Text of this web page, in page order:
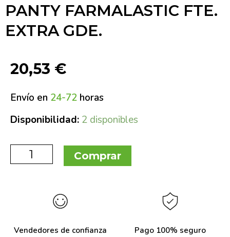
PANTY FARMALASTIC FTE.
EXTRA GDE.
20,53 €
Envío en 24-72 horas
Disponibilidad: 2 disponibles
Comprar
Vendedores de confianza Pago 100% seguro